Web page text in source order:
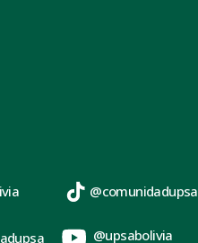
@comunidadupsa
@upsabolivia